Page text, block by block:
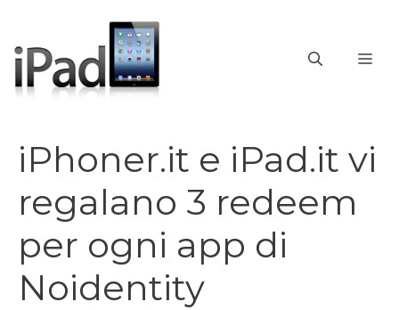
contenuto
iPhoner.it e iPad.it vi
regalano 3 redeem
per ogni app di
Noidentity